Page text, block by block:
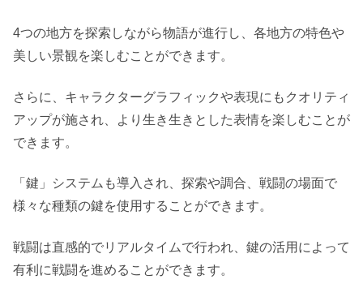
4つの地方を探索しながら物語が進行し、各地方の特色や
美しい景観を楽しむことができます。
さらに、キャラクターグラフィックや表現にもクオリティ
アップが施され、より生き生きとした表情を楽しむことが
できます。
「鍵」システムも導入され、探索や調合、戦闘の場面で
様々な種類の鍵を使用することができます。
戦闘は直感的でリアルタイムで行われ、鍵の活用によって
有利に戦闘を進めることができます。